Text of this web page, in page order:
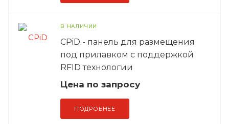
В НАЛИЧИИ
CPiD - панель для размещения
под прилавком с поддержкой
RFID технологии
Цена по запросу
ПОДРОБНЕЕ